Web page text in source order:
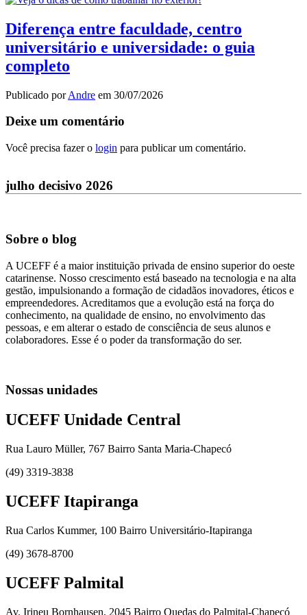
Diferença entre faculdade, centro
universitário e universidade: o guia
completo
Publicado porAndre em 30/07/2026
Deixe um comentário
Você precisa fazer o login para publicar um comentário.
julho decisivo 2026
Sobre o blog
A UCEFF é a maior instituição privada de ensino superior do oeste
catarinense. Nosso crescimento está baseado na tecnologia e na alta
gestão, impulsionando a formação de cidadãos inovadores, éticos e
empreendedores. Acreditamos que a evolução está na força do
conhecimento, na qualidade de ensino, no envolvimento das
pessoas, e em alterar o estado de consciência de seus alunos e
colaboradores. Esse é o poder da transformação do ser.
Nossas unidades
UCEFF Unidade Central
Rua Lauro Müller, 767 Bairro Santa Maria-Chapecó
(49) 3319-3838
UCEFF Itapiranga
Rua Carlos Kummer, 100 Bairro Universitário-Itapiranga
(49) 3678-8700
UCEFF Palmital
Av. Irineu Bornhausen, 2045 Bairro Quedas do Palmital-Chapecó